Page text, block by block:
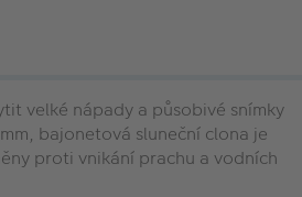
velké nápady a působivé snímky
bajonetová sluneční clona je
proti vnikání prachu a vodních